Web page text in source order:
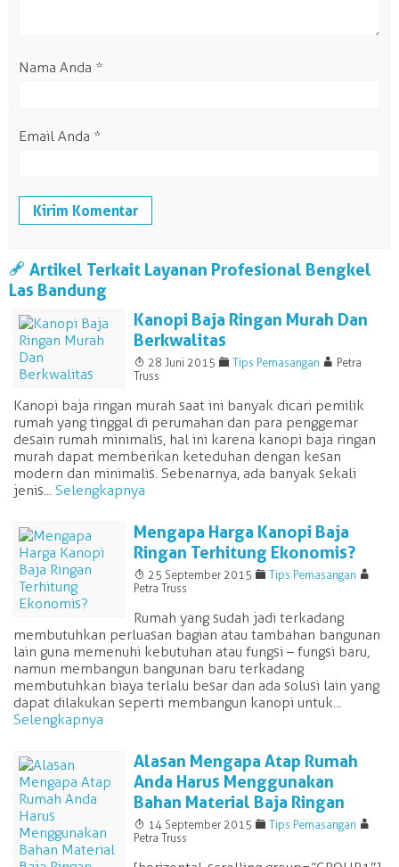
Nama Anda *
Email Anda *
a Artikel Terkait Layanan Profesional Bengkel
Las Bandung
Kanopi Baja Ringan Murah Dan
Berkwalitas
T 28 Juni 2015 F Tips Pemasangan A Petra
Truss
Kanopi baja ringan murah saat ini banyak dicari pemilik
rumah yang tinggal di perumahan dan para penggemar
desain rumah minimalis, hal ini karena kanopi baja ringan
murah dapat memberikan keteduhan dengan kesan
modern dan minimalis. Sebenarnya, ada banyak sekali
jenis... Selengkapnya
Mengapa Harga Kanopi Baja
Ringan Terhitung Ekonomis?
T 25 September 2015 F Tips Pemasangan A
Petra Truss
Rumah yang sudah jadi terkadang
membutuhkan perluasan bagian atau tambahan bangunan
lain guna memenuhi kebutuhan atau fungsi – fungsi baru,
namun membangun bangunan baru terkadang
membutuhkan biaya terlalu besar dan ada solusi lain yang
dapat dilakukan seperti membangun kanopi untuk...
Selengkapnya
Alasan Mengapa Atap Rumah
Anda Harus Menggunakan
Bahan Material Baja Ringan
T 14 September 2015 F Tips Pemasangan A
Petra Truss